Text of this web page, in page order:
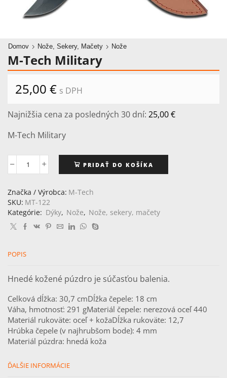
Domov Nože, Sekery, Mačety Nože
M-Tech Military
25,00 € s DPH
Najnižšia cena za posledných 30 dní: 25,00€
M-Tech Military
množstvo
Tech
Military
PRIDAŤ DO KOŠÍKA
Značka / Výrobca: M-Tech
SKU: MT-122
Kategórie: Dýky, Nože, Nože, sekery, mačety
POPIS
Hnedé kožené púzdro je súčasťou balenia.
Celková dĺžka: 30,7 cmDĺžka čepele: 18 cm
Váha, hmotnosť: 291 gMateriál čepele: nerezová oceľ 440
Materiál rukoväte: oceľ + kožaDĺžka rukoväte: 12,7
Hrúbka čepele (v najhrubšom bode): 4 mm
Materiál púzdra: hnedá koža
ĎALŠIE INFORMÁCIE